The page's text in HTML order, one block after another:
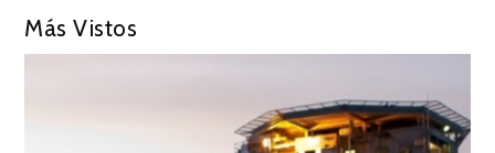
Más Vistos